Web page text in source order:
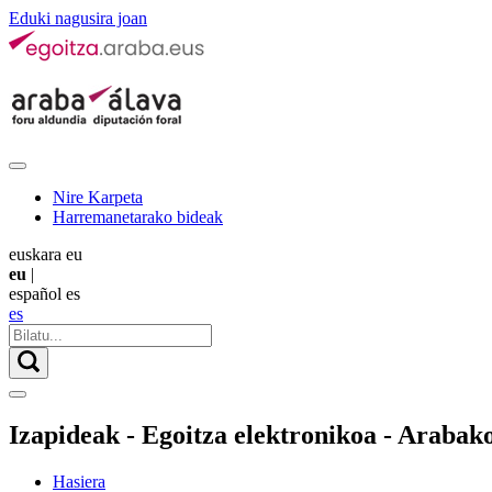
Eduki nagusira joan
Nire Karpeta
Harremanetarako bideak
euskara eu
eu |
español es
es
Izapideak - Egoitza elektronikoa -
Hasiera